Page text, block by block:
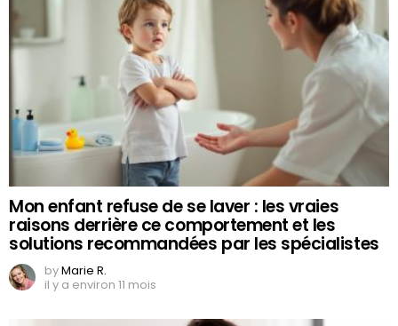
Mon enfant refuse de se laver : les vraies
raisons derrière ce comportement et les
solutions recommandées par les spécialistes
byMarie R.
il y a environ 11 mois